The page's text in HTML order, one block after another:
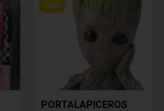
-56%
PORTALAPICEROS